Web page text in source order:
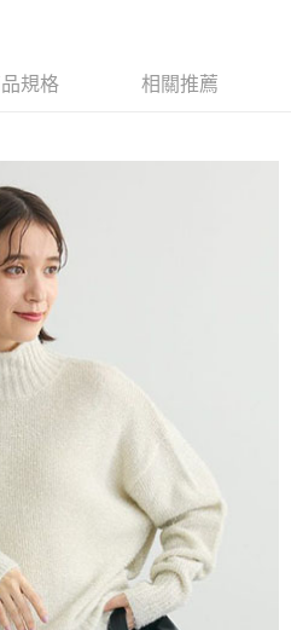
交易或遇審核未通過，訂單將自動取
表示未達大哥付你分期系統評分，恕無
「超商條碼／台灣大直營門市／銀行轉
路繳費。
公司」（以下簡稱本公司）所提供，讓
品或服務，並由商店將買賣／分期付款
用本公司帳單繳交帳款。
」之契約關係目的，商店將以您的個人
予台灣大哥大進項蒐集、處理及利用，
資料之確認、核對及更正。
：
https://oppay.tw/userRule
、不需儲值。
付」後，將跳轉至「AFTEE先享後付」
後，即可完成結帳。
通知簡訊。
擊此簡訊中的連結，可透過四大超商／
款，方視為交易完成。
刻繳費，但若您需要取消訂單，請聯絡
之訂單仍視為有效，需透過AFTEE先享
付 」之結帳頁面顯示為準，若有關於
等相關疑問，請聯繫「AFTEE先享後付
support/home
供之「AFTEE先享後付」服務完成之交
人資料，並將交易相關給付款項請求債
以下網址：
代理人或監護人之同意方可使用
辦者引起之損失，本公司不負相關責
)免運費
)免運費
)免運費
)免運費
)免運費
)免運費
規格 相關推薦